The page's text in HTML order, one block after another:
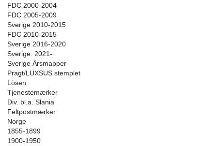
FDC 2000-2004
FDC 2005-2009
Sverige 2010-2015
FDC 2010-2015
Sverige 2016-2020
Sverige. 2021-
Sverige Årsmapper
Pragt/LUXSUS stemplet
Lösen
Tjenestemærker
Div. bl.a. Slania
Feltpostmærker
Norge
1855-1899
1900-1950